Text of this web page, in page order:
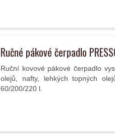
Ručné pákové čerpadlo
Ruční kovové pákové čerpadlo
olejů, nafty, lehkých topných
60/200/220 l.